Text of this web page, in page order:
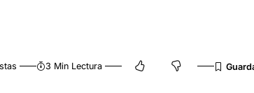
3 Min Lectura